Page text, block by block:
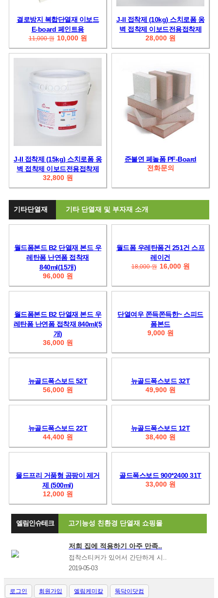
결로방지 복합단열재 이보드
E-board 페인트용
11,000 원 10,000 원
J-II 접착제 (10kg) 스치로폼 옹
벽 접착제 이보드전용접착제
28,000 원
J-II 접착제 (15kg) 스치로폼 옹
벽 접착제 이보드전용접착제
32,800 원
준불연 페놀폼 PF-Board
전화문의
기타단열재 기타 단열재 및 부자재 소개
월드폼본드 B2 단열재 본드 우
레탄폼 난연폼 접착재
840ml(15개)
96,000 원
월드폼 우레탄폼건 251건 스프
레이건
18,000 원 16,000 원
월드폼본드 B2 단열재 본드 우
레탄폼 난연폼 접착재 840ml(5
개)
36,000 원
단열여우 쫀득쫀득한~ 스피드
폼본드
9,000 원
뉴골드폭스보드 52T
56,000 원
뉴골드폭스보드 32T
49,900 원
뉴골드폭스보드 22T
44,400 원
뉴골드폭스보드 12T
38,400 원
몰드프리 거품형 곰팡이 제거
제 (500ml)
12,000 원
골드폭스보드 900*2400 31T
33,000 원
엘림인슈테크 고기능성 친환경 단열재 쇼핑몰
저희 집에 적용하기 아주 만족..
접착스티커가 있어서 간단하게 시..
2019-05-03
로그인 회원가입 엘림케미칼 뚝닥이닷컴